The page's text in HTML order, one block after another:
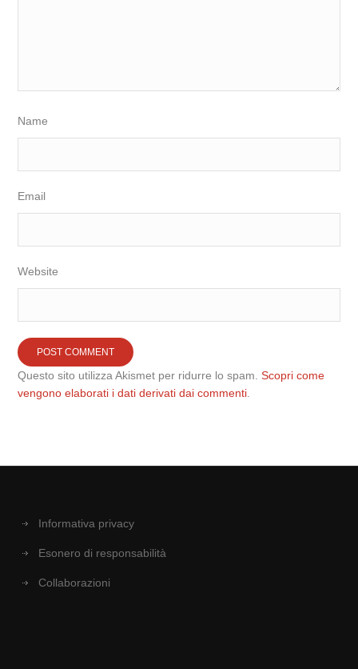
Name
Email
Website
Questo sito utilizza Akismet per ridurre lo spam.Scopri come
vengono elaborati i dati derivati dai commenti
Informativa privacy
Esonero di responsabilità
Collaborazioni